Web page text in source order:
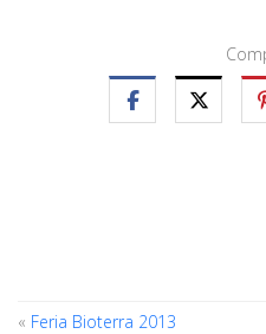
« Feria Bioterra 2013